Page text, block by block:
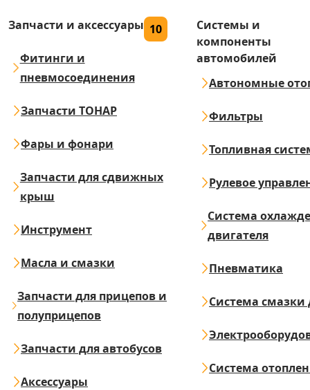
Запчасти и аксессуары 10
Фитинги и
пневмосоединения
Запчасти ТОНАР
Фары и фонари
Запчасти для сдвижных
крыш
Инструмент
Масла и смазки
Запчасти для прицепов и
полуприцепов
Запчасти для автобусов
Аксессуары
Системы и
компоненты
автомобилей
Автономные
Фильтры
Топливная
Рулевое
Система
двигателя
Пневматика
Система смазки
Система